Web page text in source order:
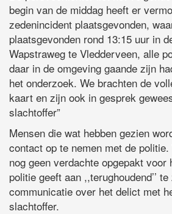
begin van de middag heeft er
zedenincident plaatsgevonden,
plaatsgevonden rond 13:15 uur in
Wapstraweg te Vledderveen, alle
daar in de omgeving gaande zijn
het onderzoek. We brachten de
kaart en zijn ook in gesprek
slachtoffer”
Mensen die wat hebben gezien
contact op te nemen met de
nog geen verdachte opgepakt voor
politie geeft aan ,,terughoudend’’
communicatie over het delict met
slachtoffer.